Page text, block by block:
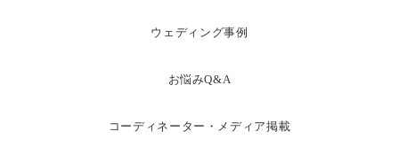
ウェディング事例
お悩みQ&A
コーディネーター・メディア掲載